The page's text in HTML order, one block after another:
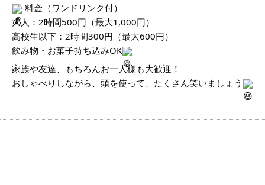
料金（ワンドリンク付）
大人：2時間500円（最大1,000円）
高校生以下：2時間300円（最大600円）
飲み物・お菓子持ち込みOK
家族や友達、もちろんお一人様も大歓迎！
おしゃべりしながら、頭を使って、たくさん笑いましょう